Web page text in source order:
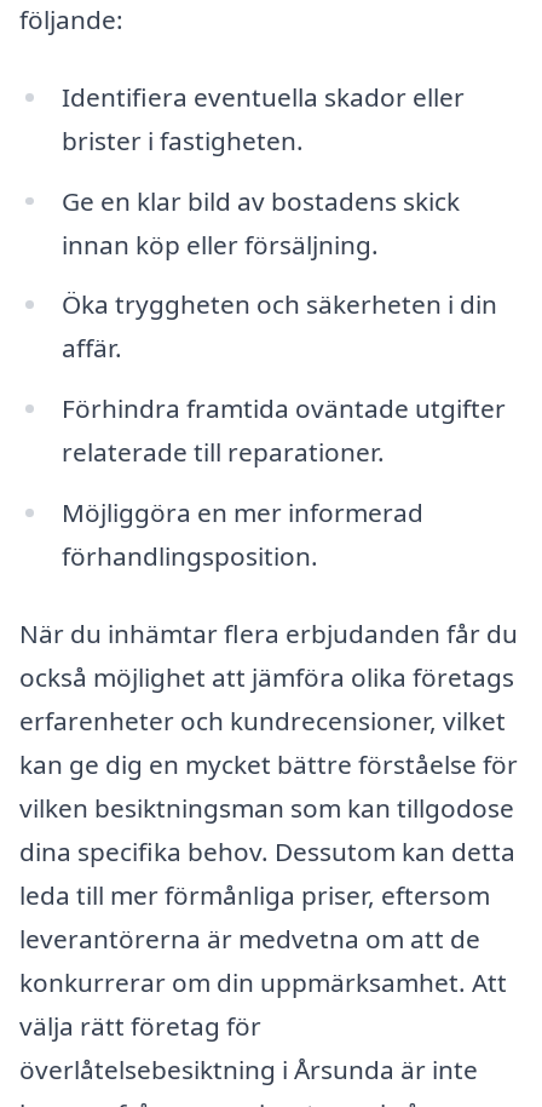
följande:
Identifiera eventuella skador eller
brister i fastigheten.
Ge en klar bild av bostadens skick
innan köp eller försäljning.
Öka tryggheten och säkerheten i din
affär.
Förhindra framtida oväntade utgifter
relaterade till reparationer.
Möjliggöra en mer informerad
förhandlingsposition.
När du inhämtar flera erbjudanden får du
också möjlighet att jämföra olika företags
erfarenheter och kundrecensioner, vilket
kan ge dig en mycket bättre förståelse för
vilken besiktningsman som kan tillgodose
dina specifika behov. Dessutom kan detta
leda till mer förmånliga priser, eftersom
leverantörerna är medvetna om att de
konkurrerar om din uppmärksamhet. Att
välja rätt företag för
överlåtelsebesiktning i Årsunda är inte